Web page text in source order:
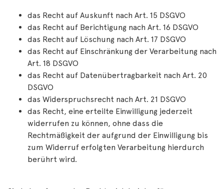
das Recht auf Auskunft nach Art. 15 DSGVO
das Recht auf Berichtigung nach Art. 16 DSGVO
das Recht auf Löschung nach Art. 17 DSGVO
das Recht auf Einschränkung der Verarbeitung nach
Art. 18 DSGVO
das Recht auf Datenübertragbarkeit nach Art. 20
DSGVO
das Widerspruchsrecht nach Art. 21 DSGVO
das Recht, eine erteilte Einwilligung jederzeit
widerrufen zu können, ohne dass die
Rechtmäßigkeit der aufgrund der Einwilligung bis
zum Widerruf erfolgten Verarbeitung hierdurch
berührt wird.